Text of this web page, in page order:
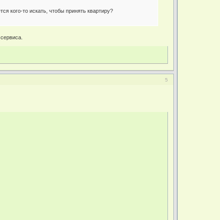
кого-то искать, чтобы принять квартиру?
5